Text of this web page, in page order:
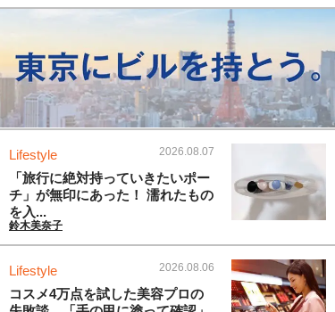
Lifestyle 2026.08.07
「旅行に絶対持っていきたいポー
チ」が無印にあった！ 濡れたもの
を入...
鈴木美奈子
Lifestyle 2026.08.06
コスメ4万点を試した美容プロの